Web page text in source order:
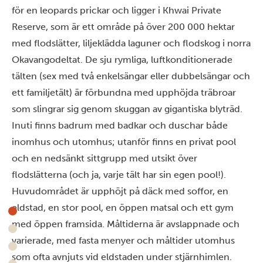
för en leopards prickar och ligger i Khwai Private
Reserve, som är ett område på över 200 000 hektar
med flodslätter, liljeklädda laguner och flodskog i norra
Okavangodeltat. De sju rymliga, luftkonditionerade
tälten (sex med två enkelsängar eller dubbelsängar och
ett familjetält) är förbundna med upphöjda träbroar
som slingrar sig genom skuggan av gigantiska blyträd.
Inuti finns badrum med badkar och duschar både
inomhus och utomhus; utanför finns en privat pool
och en nedsänkt sittgrupp med utsikt över
flodslätterna (och ja, varje tält har sin egen pool!).
Huvudområdet är upphöjt på däck med soffor, en
eldstad, en stor pool, en öppen matsal och ett gym
med öppen framsida. Måltiderna är avslappnade och
varierade, med fasta menyer och måltider utomhus
som ofta avnjuts vid eldstaden under stjärnhimlen.